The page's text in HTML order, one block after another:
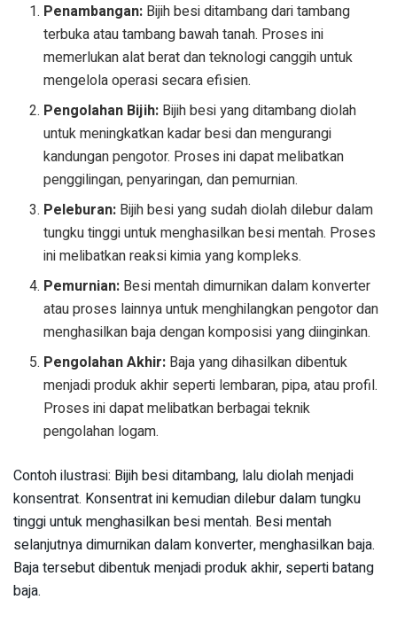
Penambangan: Bijih besi ditambang dari tambang
terbuka atau tambang bawah tanah. Proses ini
memerlukan alat berat dan teknologi canggih untuk
mengelola operasi secara efisien.
Pengolahan Bijih: Bijih besi yang ditambang diolah
untuk meningkatkan kadar besi dan mengurangi
kandungan pengotor. Proses ini dapat melibatkan
penggilingan, penyaringan, dan pemurnian.
Peleburan: Bijih besi yang sudah diolah dilebur dalam
tungku tinggi untuk menghasilkan besi mentah. Proses
ini melibatkan reaksi kimia yang kompleks.
Pemurnian: Besi mentah dimurnikan dalam konverter
atau proses lainnya untuk menghilangkan pengotor dan
menghasilkan baja dengan komposisi yang diinginkan.
Pengolahan Akhir: Baja yang dihasilkan dibentuk
menjadi produk akhir seperti lembaran, pipa, atau profil.
Proses ini dapat melibatkan berbagai teknik
pengolahan logam.
Contoh ilustrasi: Bijih besi ditambang, lalu diolah menjadi
konsentrat. Konsentrat ini kemudian dilebur dalam tungku
tinggi untuk menghasilkan besi mentah. Besi mentah
selanjutnya dimurnikan dalam konverter, menghasilkan baja.
Baja tersebut dibentuk menjadi produk akhir, seperti batang
baja.